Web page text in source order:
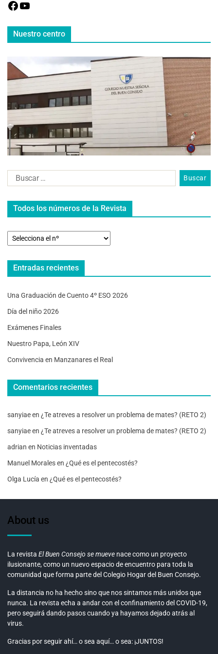
Nuestro centro
Todos los números de la Revista
Entradas recientes
Una Graduación de Cuento 4º ESO 2026
Día del niño 2026
Exámenes Finales
Nuestro Papa, León XIV
Convivencia en Manzanares el Real
Comentarios recientes
sanyiaeen ¿Te atreves a resolver un problema de mates? (RETO 2)
sanyiaeen ¿Te atreves a resolver un problema de mates? (RETO 2)
adrian en Noticias inventadas
Manuel Moralesen ¿Qué es el pentecostés?
Olga Lucía en ¿Qué es el pentecostés?
About us
La revista El Buen Consejo se mueve nace como un proyecto
ilusionante, como un nuevo espacio de encuentro para toda la
comunidad que forma parte del Colegio Hogar del Buen Consejo.
La distancia no ha hecho sino que nos sintamos más unidos que
nunca. La revista echa a andar con el confinamiento del COVID-19,
pero seguirá dando pasos cuando ya hayamos dejado atrás al
virus.
Gracias por seguir ahí… o sea aquí… o sea: ¡JUNTOS!